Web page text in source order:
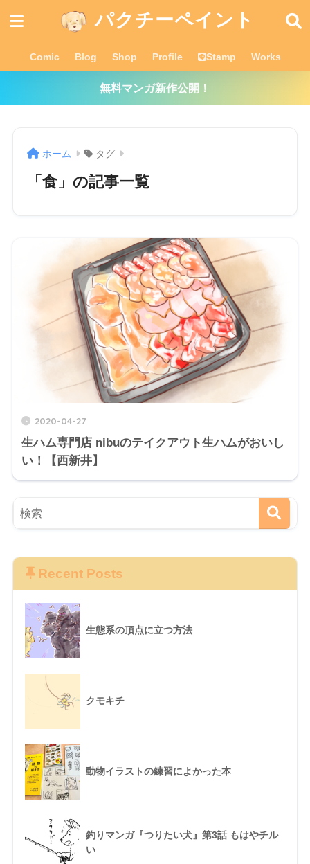
パクチーペイント
Comic Blog Shop Profile Stamp Works
無料マンガ新作公開！
ホーム タグ
「食」の記事一覧
2020-04-27
生ハム専門店 nibuのテイクアウト生ハムがおいし
い！【西新井】
Recent Posts
生態系の頂点に立つ方法
クモキチ
動物イラストの練習によかった本
釣りマンガ『つりたい犬』第3話 もはやチル
い